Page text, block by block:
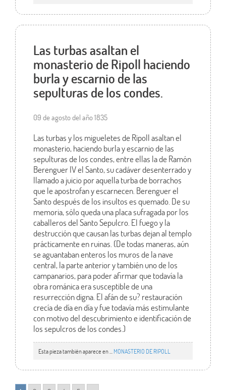
Las turbas asaltan el
monasterio de Ripoll haciendo
burla y escarnio de las
sepulturas de los condes.
09 de agosto del año 1835
Las turbas y los migueletes de Ripoll asaltan el
monasterio, haciendo burla y escarnio de las
sepulturas de los condes, entre ellas la de Ramón
Berenguer IV el Santo, su cadáver desenterrado y
llamado a juicio por aquella turba de borrachos
que le apostrofan y escarnecen. Berenguer el
Santo después de los insultos es quemado. De su
memoria, sólo queda una placa sufragada por los
caballeros del Santo Sepulcro. El fuego y la
destrucción que causan las turbas dejan al templo
prácticamente en ruinas. (De todas maneras, aún
se aguantaban enteros los muros de la nave
central, la parte anterior y también uno de los
campanarios, para poder afirmar que todavía la
obra románica era susceptible de una
resurrección digna. El afán de su? restauración
crecía de día en día y fue todavía más estimulante
con motivo del descubrimiento e identificación de
los sepulcros de los condes.)
Esta pieza también aparece en ... MONASTERIO DE RIPOLL